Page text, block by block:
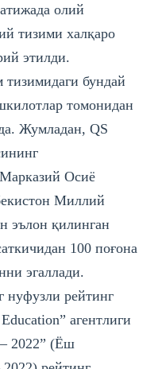
олий
тизими халқаро
этилди.
бундай
томонидан
Жумладан, QS
Осиё
Миллий
эълон қилинган
100 поғона
эгаллади.
нуфузли рейтинг
агентлиги
2022” (Ёш